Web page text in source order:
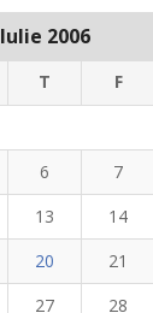
Iulie 2006
T F
6 7
13 14
20 21
27 28